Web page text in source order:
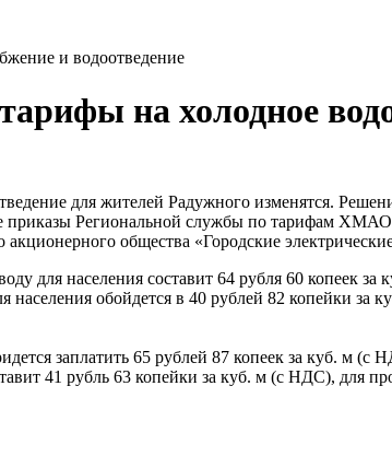
и водоотведение
на холодное
для жителей Радужного изменятся.
приказы Региональной службы по тарифам
общества «Городские
для населения составит 64 рубля 60 копеек
обойдется в 40 рублей 82 копейки за
заплатить 65 рублей 87 копеек за куб. м
41 рубль 63 копейки за куб. м (с НДС), для